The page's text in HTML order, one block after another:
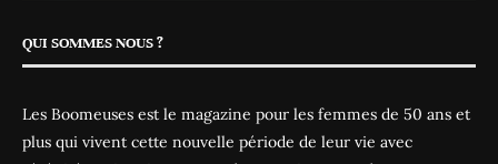
QUI SOMMES NOUS ?
Les Boomeuses est le magazine pour les femmes de 50 ans et
plus qui vivent cette nouvelle période de leur vie avec